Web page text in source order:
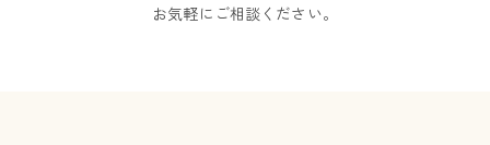
お気軽にご相談ください。